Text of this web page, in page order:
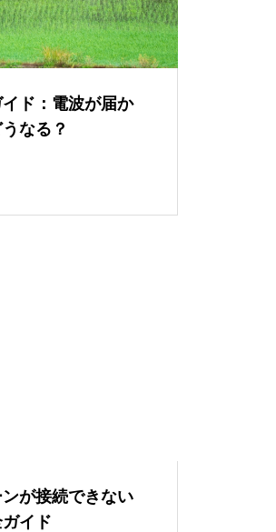
イド：電波が届か
なる？
が接続できない
イド